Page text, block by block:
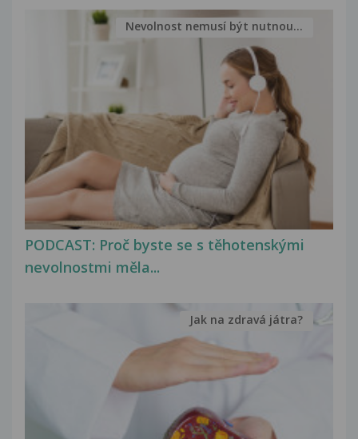
PODCAST: Proč byste se s těhotenskými
nevolnostmi měla...
Nevolnost nemusí být nutnou...
Jak na zdravá játra?